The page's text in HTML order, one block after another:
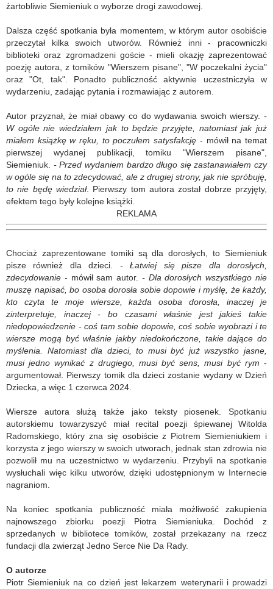
żartobliwie Siemieniuk o wyborze drogi zawodowej.
Dalsza część spotkania była momentem, w którym autor osobiście
przeczytał kilka swoich utworów. Również inni - pracowniczki
biblioteki oraz zgromadzeni goście - mieli okazję zaprezentować
poezję autora, z tomików "Wierszem pisane", "W poczekalni życia"
oraz "Ot, tak". Ponadto publiczność aktywnie uczestniczyła w
wydarzeniu, zadając pytania i rozmawiając z autorem.
Autor przyznał, że miał obawy co do wydawania swoich wierszy. -
W ogóle nie wiedziałem jak to będzie przyjęte, natomiast jak już
miałem książkę w ręku, to poczułem satysfakcję - mówił na temat
pierwszej wydanej publikacji, tomiku "Wierszem pisane",
Siemieniuk. - Przed wydaniem bardzo długo się zastanawiałem czy
w ogóle się na to zdecydować, ale z drugiej strony, jak nie spróbuję,
to nie będę wiedział. Pierwszy tom autora został dobrze przyjęty,
efektem tego były kolejne książki.
REKLAMA
Chociaż zaprezentowane tomiki są dla dorosłych, to Siemieniuk
pisze również dla dzieci. - Łatwiej się pisze dla dorosłych,
zdecydowanie - mówił sam autor. - Dla dorosłych wszystkiego nie
muszę napisać, bo osoba dorosła sobie dopowie i myślę, że każdy,
kto czyta te moje wiersze, każda osoba dorosła, inaczej je
zinterpretuje, inaczej - bo czasami właśnie jest jakieś takie
niedopowiedzenie - coś tam sobie dopowie, coś sobie wyobrazi i te
wiersze mogą być właśnie jakby niedokończone, takie dające do
myślenia. Natomiast dla dzieci, to musi być już wszystko jasne,
musi jedno wynikać z drugiego, musi być sens, musi być rym -
argumentował. Pierwszy tomik dla dzieci zostanie wydany w Dzień
Dziecka, a więc 1 czerwca 2024.
Wiersze autora służą także jako teksty piosenek. Spotkaniu
autorskiemu towarzyszyć miał recital poezji śpiewanej Witolda
Radomskiego, który zna się osobiście z Piotrem Siemieniukiem i
korzysta z jego wierszy w swoich utworach, jednak stan zdrowia nie
pozwolił mu na uczestnictwo w wydarzeniu. Przybyli na spotkanie
wysłuchali więc kilku utworów, dzięki udostępnionym w Internecie
nagraniom.
Na koniec spotkania publiczność miała możliwość zakupienia
najnowszego zbiorku poezji Piotra Siemieniuka. Dochód z
sprzedanych w bibliotece tomików, został przekazany na rzecz
fundacji dla zwierząt Jedno Serce Nie Da Rady.
O autorze
Piotr Siemieniuk na co dzień jest lekarzem weterynarii i prowadzi